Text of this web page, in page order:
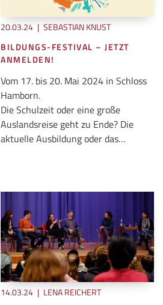
20.03.24 | SEBASTIAN KNUST
BILDUNGS-FESTIVAL – JETZT
ANMELDEN!
Vom 17. bis 20. Mai 2024 in Schloss
Hamborn.
Die Schulzeit oder eine große
Auslandsreise geht zu Ende? Die
aktuelle Ausbildung oder das…
14.03.24 | LENA REICHERT